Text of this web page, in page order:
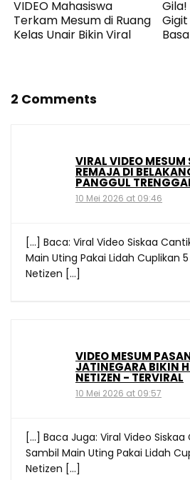
VIDEO Mahasiswa
Terkam Mesum di Ruang
Kelas Unair Bikin Viral
Gigit
2 Comments
VIRAL VIDEO MESUM
REMAJA DI
PANGGUL
10 Mei 2026 at 09:46
[…] Baca: Viral Video Siskaa
Main Uting Pakai Lidah Cuplikan
Netizen […]
VIDEO MESUM
JATINEGARA BIKIN
NETIZEN - TERVIRAL
10 Mei 2026 at 09:57
[…] Baca Juga: Viral Video
Sambil Main Uting Pakai Lidah
Netizen […]